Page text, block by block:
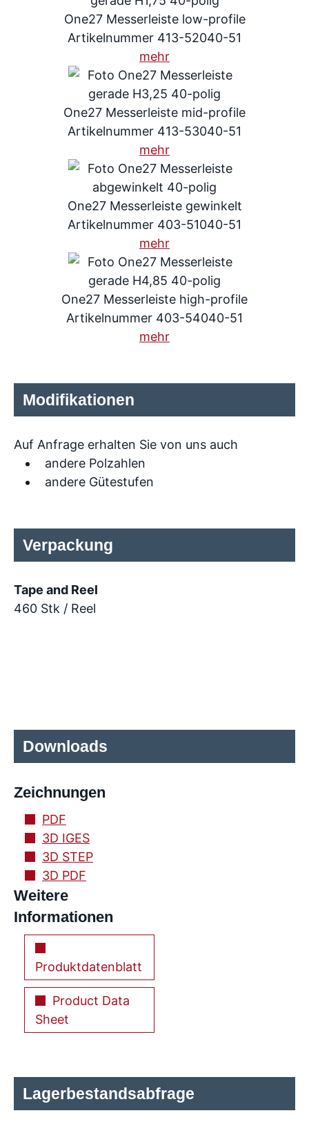
One27 Messerleiste low-profile
Artikelnummer 413-52040-51
mehr
One27 Messerleiste mid-profile
Artikelnummer 413-53040-51
mehr
One27 Messerleiste gewinkelt
Artikelnummer 403-51040-51
mehr
One27 Messerleiste high-profile
Artikelnummer 403-54040-51
mehr
Modifikationen
Auf Anfrage erhalten Sie von uns auch
andere Polzahlen
andere Gütestufen
Verpackung
Tape and Reel
460 Stk / Reel
Downloads
Zeichnungen
PDF
3D IGES
3D STEP
3D PDF
Weitere
Informationen
Produktdatenblatt
Product Data
Sheet
Lagerbestandsabfrage